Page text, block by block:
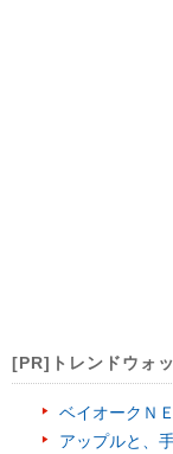
[PR]トレンドウォ
ベイオークＮ
アップルと、